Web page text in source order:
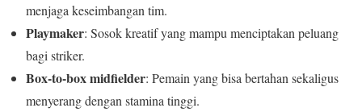
menjaga keseimbangan tim.
Playmaker: Sosok kreatif yang mampu menciptakan peluang
bagi striker.
Box-to-box midfielder: Pemain yang bisa bertahan sekaligus
menyerang dengan stamina tinggi.